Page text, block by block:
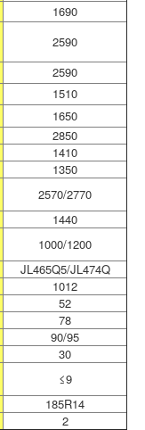
1690
2590
2590
1510
1650
2850
1410
1350
2570/2770
1440
1000/1200
JL465Q5/JL474Q
1012
52
78
90/95
30
≤9
185R14
2